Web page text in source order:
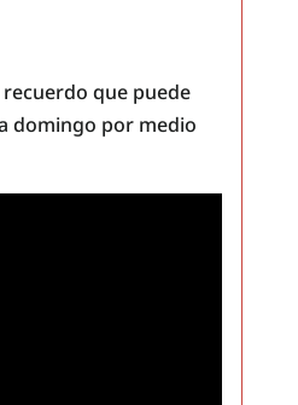
que puede
domingo por medio